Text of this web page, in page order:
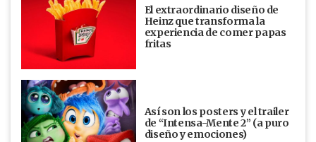
El extraordinario diseño de
Heinz que transforma la
experiencia de comer papas
fritas
Así son los posters y el trailer
de “Intensa-Mente 2” (a puro
diseño y emociones)